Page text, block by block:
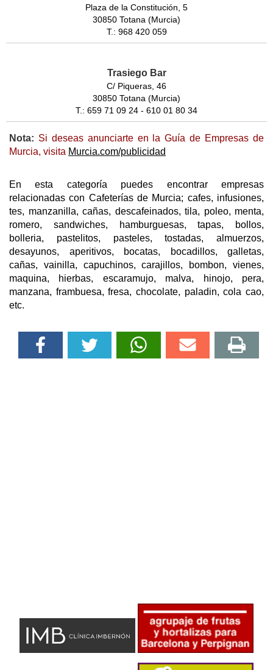
Plaza de la Constitución, 5
30850 Totana (Murcia)
T.: 968 420 059
Trasiego Bar
C/ Piqueras, 46
30850 Totana (Murcia)
T.: 659 71 09 24 - 610 01 80 34
Nota: Si deseas anunciarte en la Guía de Empresas de
Murcia, visita Murcia.com/publicidad
En esta categoría puedes encontrar empresas
relacionadas con Cafeterías de Murcia; cafes, infusiones,
tes, manzanilla, cañas, descafeinados, tila, poleo, menta,
romero, sandwiches, hamburguesas, tapas, bollos,
bolleria, pastelitos, pasteles, tostadas, almuerzos,
desayunos, aperitivos, bocatas, bocadillos, galletas,
cañas, vainilla, capuchinos, carajillos, bombon, vienes,
maquina, hierbas, escaramujo, malva, hinojo, pera,
manzana, frambuesa, fresa, chocolate, paladin, cola cao,
etc.